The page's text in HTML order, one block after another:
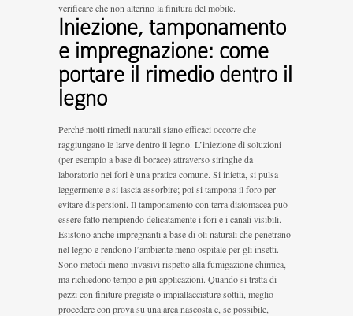
verificare che non alterino la finitura del mobile.
Iniezione, tamponamento
e impregnazione: come
portare il rimedio dentro il
legno
Perché molti rimedi naturali siano efficaci occorre che
raggiungano le larve dentro il legno. L’iniezione di soluzioni
(per esempio a base di borace) attraverso siringhe da
laboratorio nei fori è una pratica comune. Si inietta, si pulsa
leggermente e si lascia assorbire; poi si tampona il foro per
evitare dispersioni. Il tamponamento con terra diatomacea può
essere fatto riempiendo delicatamente i fori e i canali visibili.
Esistono anche impregnanti a base di oli naturali che penetrano
nel legno e rendono l’ambiente meno ospitale per gli insetti.
Sono metodi meno invasivi rispetto alla fumigazione chimica,
ma richiedono tempo e più applicazioni. Quando si tratta di
pezzi con finiture pregiate o impiallacciature sottili, meglio
procedere con prova su una area nascosta e, se possibile,